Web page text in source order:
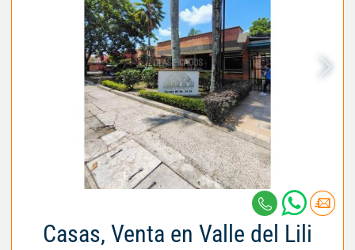
Casas, Venta en Valle del Lili